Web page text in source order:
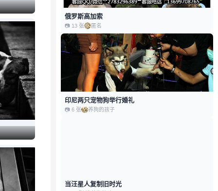
俄罗斯高加索
📷 13 张匿 匿名
印尼两只宠物狗举行婚礼
📷6 张养 养狗的孩子
当汪星人复制旧时光